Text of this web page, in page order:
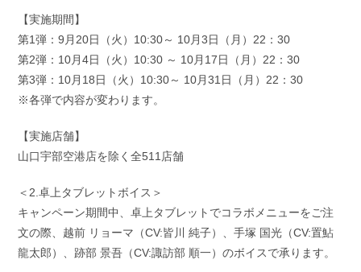
【実施期間】
第1弾：9月20日（火）10:30～ 10月3日（月）22：30
第2弾：10月4日（火）10:30 ～ 10月17日（月）22：30
第3弾：10月18日（火）10:30～ 10月31日（月）22：30
※各弾で内容が変わります。
【実施店舗】
山口宇部空港店を除く全511店舗
＜2.卓上タブレットボイス＞
キャンペーン期間中、卓上タブレットでコラボメニューをご注
文の際、越前 リョーマ（CV:皆川 純子）、手塚 国光（CV:置鮎
龍太郎）、跡部 景吾（CV:諏訪部 順一）のボイスで承ります。